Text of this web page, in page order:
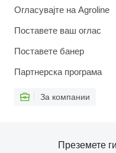
Огласувајте на Agroline
Поставете ваш оглас
Поставете банер
Партнерска програма
За компании
Преземете